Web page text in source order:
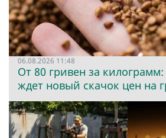
06.08.2026 11:48
От 80 гривен за
ждет новый скачок цен на